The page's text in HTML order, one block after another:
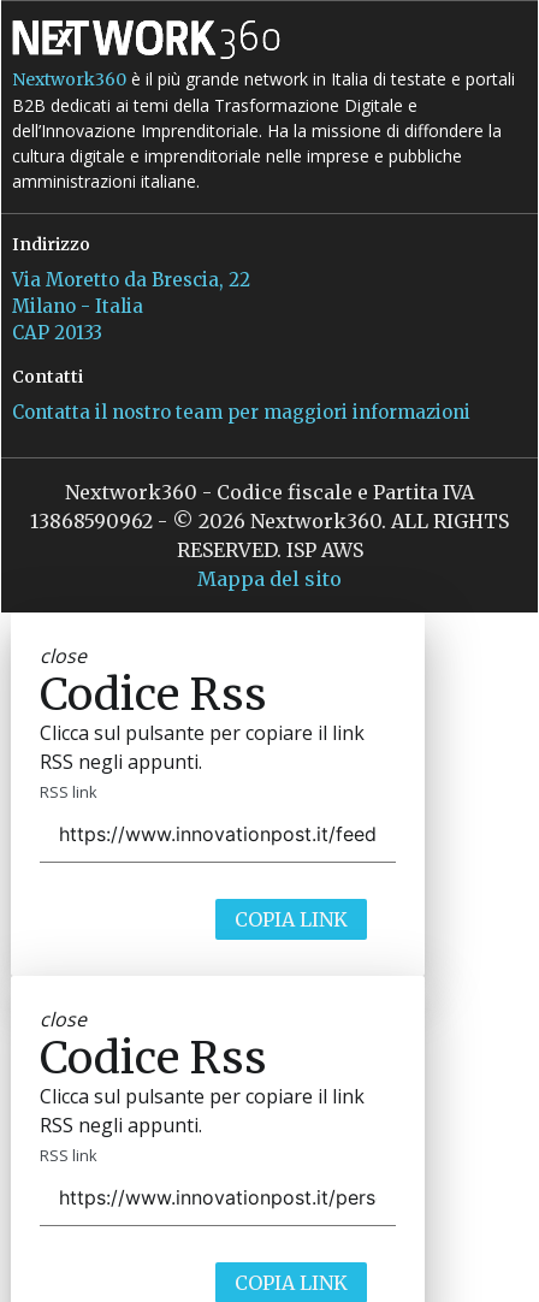
Nextwork360 è il più grande network in Italia di testate e portali
B2B dedicati ai temi della Trasformazione Digitale e
dell’Innovazione Imprenditoriale. Ha la missione di diffondere la
cultura digitale e imprenditoriale nelle imprese e pubbliche
amministrazioni italiane.
Indirizzo
Via Moretto da Brescia, 22
Milano - Italia
CAP 20133
Contatti
Contatta il nostro team per maggiori informazioni
Nextwork360 - Codice fiscale e Partita IVA
13868590962 - © 2026 Nextwork360. ALL RIGHTS
RESERVED. ISP AWS
Mappa del sito
close
Codice Rss
Clicca sul pulsante per copiare il link
RSS negli appunti.
RSS link
COPIA LINK
close
Codice Rss
Clicca sul pulsante per copiare il link
RSS negli appunti.
RSS link
COPIA LINK